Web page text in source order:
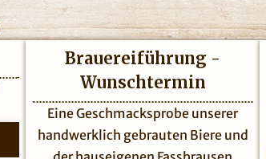
Brauereiführung -
Wunschtermin
Eine Geschmacksprobe unserer
handwerklich gebrauten Biere und